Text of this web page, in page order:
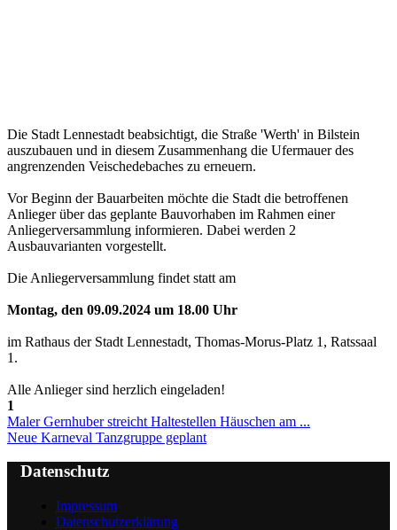
Die Stadt Lennestadt beabsichtigt, die Straße 'Werth' in Bilstein
auszubauen und in diesem Zusammenhang die Ufermauer des
angrenzenden Veischedebaches zu erneuern.
Vor Beginn der Bauarbeiten möchte die Stadt die betroffenen
Anlieger über das geplante Bauvorhaben im Rahmen einer
Anliegerversammlung informieren. Dabei werden 2
Ausbauvarianten vorgestellt.
Die Anliegerversammlung findet statt am
Montag, den 09.09.2024 um 18.00 Uhr
im Rathaus der Stadt Lennestadt, Thomas-Morus-Platz 1, Ratssaal
1.
Alle Anlieger sind herzlich eingeladen!
1
Maler Gernhuber streicht Haltestellen Häuschen am ...
Neue Karneval Tanzgruppe geplant
Datenschutz
Impressum
Datenschutzerklärung